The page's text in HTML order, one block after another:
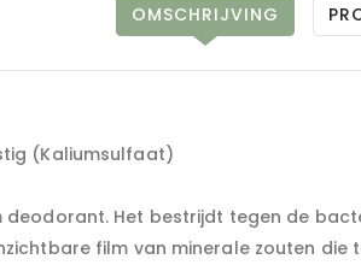
OMSCHRIJVING
(Kaliumsulfaat)
deodorant. Het bestrijdt tegen de
film van minerale zouten